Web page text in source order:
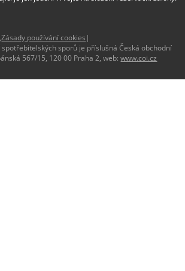
Zásady používání cookies |
sporů je příslušná Česká obchodní
567/15, 120 00 Praha 2, web:www.coi.cz